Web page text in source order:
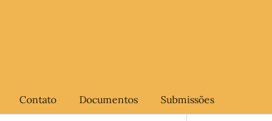
Contato Documentos Submissões